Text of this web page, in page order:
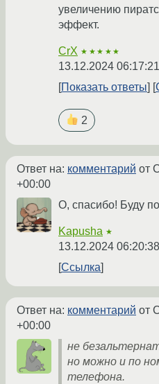
увеличению
эффект.
CrX ★★★★★
13.12.2024
Показать ответы
2
Ответ на: комментарий от
+00:00
О, спасибо! Буду
Kapusha ★
13.12.2024
Ссылка
Ответ на: комментарий от
+00:00
не
но можно и по
телефона.